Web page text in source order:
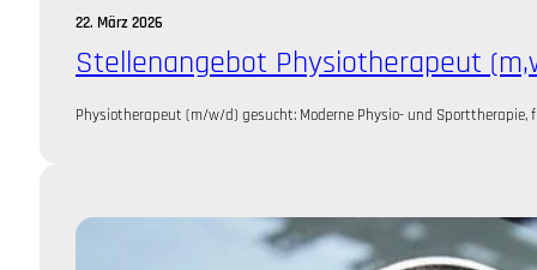
22. März 2026
Stellenangebot Physiotherapeut
Physiotherapeut (m/w/d) gesucht: Moderne Physio- und Sporttherapie,